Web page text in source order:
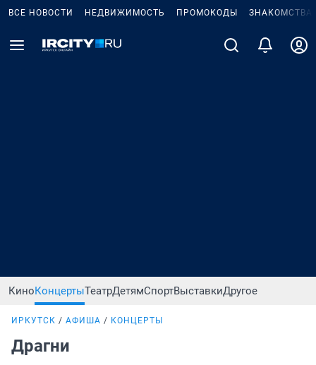
ВСЕ НОВОСТИ НЕДВИЖИМОСТЬ ПРОМОКОДЫ ЗНАКОМСТВА
КиноКонцертыТеатрДетямСпортВыставкиДругое
ИРКУТСК АФИША КОНЦЕРТЫ
Драгни